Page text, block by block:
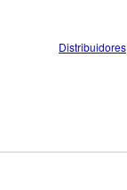
Distribuidores